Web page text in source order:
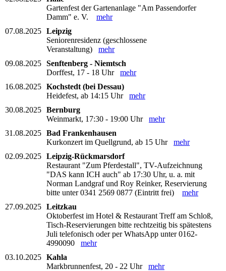
Gartenfest der Gartenanlage "Am Passendorfer
Damm" e. V. mehr
07.08.2025 Leipzig
Seniorenresidenz (geschlossene
Veranstaltung) mehr
09.08.2025 Senftenberg - Niemtsch
Dorffest, 17 - 18 Uhr mehr
16.08.2025 Kochstedt (bei Dessau)
Heidefest, ab 14:15 Uhr mehr
30.08.2025 Bernburg
Weinmarkt, 17:30 - 19:00 Uhr mehr
31.08.2025 Bad Frankenhausen
Kurkonzert im Quellgrund, ab 15 Uhr mehr
02.09.2025 Leipzig-Rückmarsdorf
Restaurant "Zum Pferdestall", TV-Aufzeichnung
"DAS kann ICH auch" ab 17:30 Uhr, u. a. mit
Norman Landgraf und Roy Reinker, Reservierung
bitte unter 0341 2569 0877 (Eintritt frei) mehr
27.09.2025 Leitzkau
Oktoberfest im Hotel & Restaurant Treff am Schloß,
Tisch-Reservierungen bitte rechtzeitig bis spätestens
Juli telefonisch oder per WhatsApp unter 0162-
4990090 mehr
03.10.2025 Kahla
Markbrunnenfest, 20 - 22 Uhr mehr